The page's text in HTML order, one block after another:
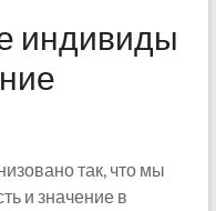
индивиды
так, что мы
и значение в